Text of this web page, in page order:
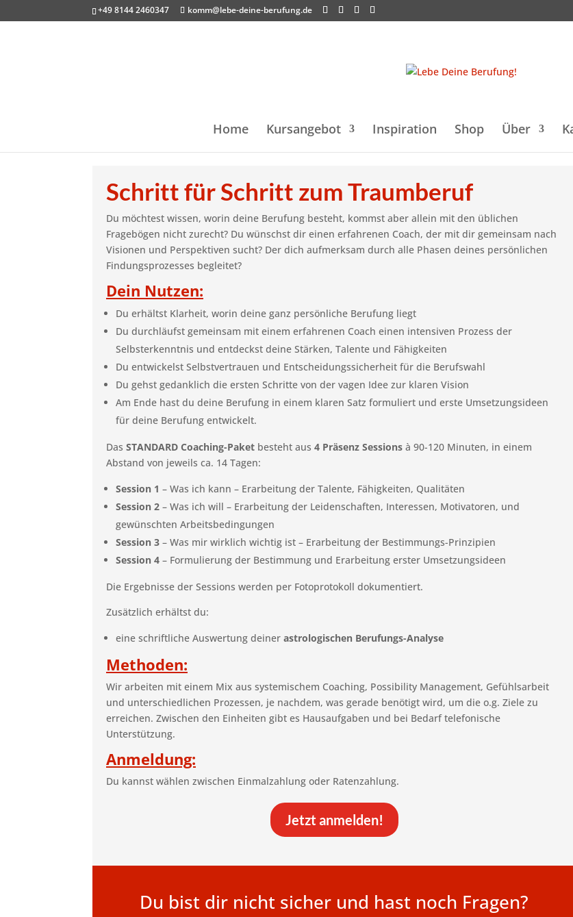
+49 8144 2460347 komm@lebe-deine-berufung.de
Home Kursangebot Inspiration Shop Über
Schritt für Schritt zum Traumberuf
Du möchtest wissen, worin deine Berufung besteht, kommst aber allein mit den üblichen
Fragebögen nicht zurecht? Du wünschst dir einen erfahrenen Coach, der mit dir gemeinsam nach
Visionen und Perspektiven sucht? Der dich aufmerksam durch alle Phasen deines persönlichen
Findungsprozesses begleitet?
Dein Nutzen:
Du erhältst Klarheit, worin deine ganz persönliche Berufung liegt
Du durchläufst gemeinsam mit einem erfahrenen Coach einen intensiven Prozess der
Selbsterkenntnis und entdeckst deine Stärken, Talente und Fähigkeiten
Du entwickelst Selbstvertrauen und Entscheidungssicherheit für die Berufswahl
Du gehst gedanklich die ersten Schritte von der vagen Idee zur klaren Vision
Am Ende hast du deine Berufung in einem klaren Satz formuliert und erste Umsetzungsideen
für deine Berufung entwickelt.
Das STANDARD Coaching-Paket besteht aus 4 Präsenz Sessions à 90-120 Minuten, in einem
Abstand von jeweils ca. 14 Tagen:
Session 1 – Was ich kann – Erarbeitung der Talente, Fähigkeiten, Qualitäten
Session 2 – Was ich will – Erarbeitung der Leidenschaften, Interessen, Motivatoren, und
gewünschten Arbeitsbedingungen
Session 3 – Was mir wirklich wichtig ist – Erarbeitung der Bestimmungs-Prinzipien
Session 4 – Formulierung der Bestimmung und Erarbeitung erster Umsetzungsideen
Die Ergebnisse der Sessions werden per Fotoprotokoll dokumentiert.
Zusätzlich erhältst du:
eine schriftliche Auswertung deiner astrologischen Berufungs-Analyse
Methoden:
Wir arbeiten mit einem Mix aus systemischem Coaching, Possibility Management, Gefühlsarbeit
und unterschiedlichen Prozessen, je nachdem, was gerade benötigt wird, um die o.g. Ziele zu
erreichen. Zwischen den Einheiten gibt es Hausaufgaben und bei Bedarf telefonische
Unterstützung.
Anmeldung:
Du kannst wählen zwischen Einmalzahlung oder Ratenzahlung.
Jetzt anmelden!
Du bist dir nicht sicher und hast noch Fragen?